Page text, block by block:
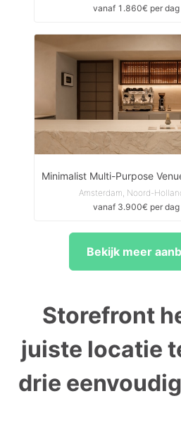
vanaf 1.860€ per dag
Amsterdam, Noord-
vanaf 3.900€ per dag
Bekijk meer
Storefront
juiste locatie
drie